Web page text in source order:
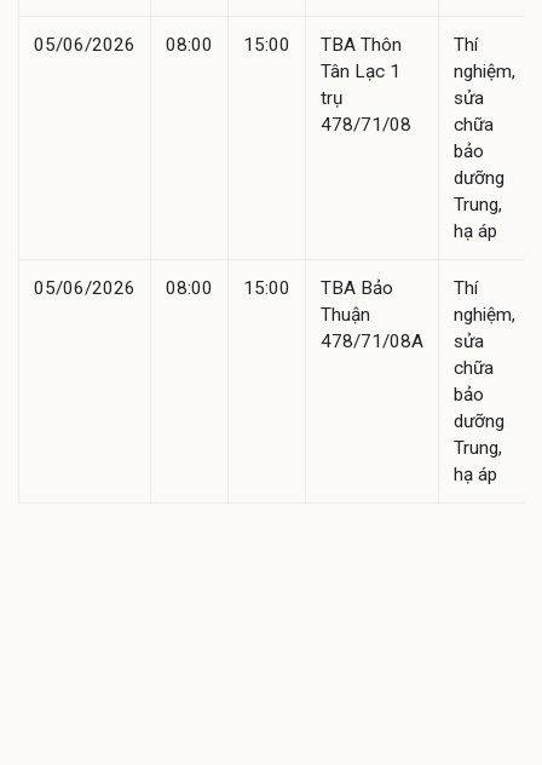
05/06/2026 08:00 15:00
TBA Thôn
Tân Lạc 1
trụ
478/71/08
Thí
nghiệm,
sửa
chữa
bảo
dưỡng
Trung,
hạ áp
05/06/2026 08:00 15:00
TBA Bảo
Thuận
478/71/08A
Thí
nghiệm,
sửa
chữa
bảo
dưỡng
Trung,
hạ áp